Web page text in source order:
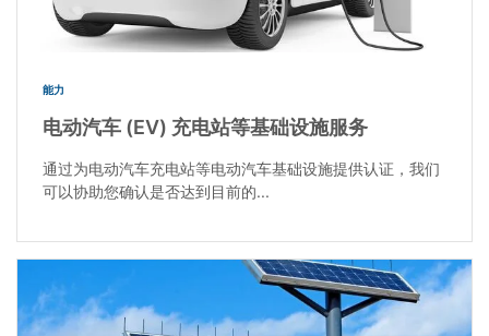
能力
电动汽车 (EV) 充电站等基础设施服务
通过为电动汽车充电站等电动汽车基础设施提供认证，我们
可以协助您确认是否达到目前的...